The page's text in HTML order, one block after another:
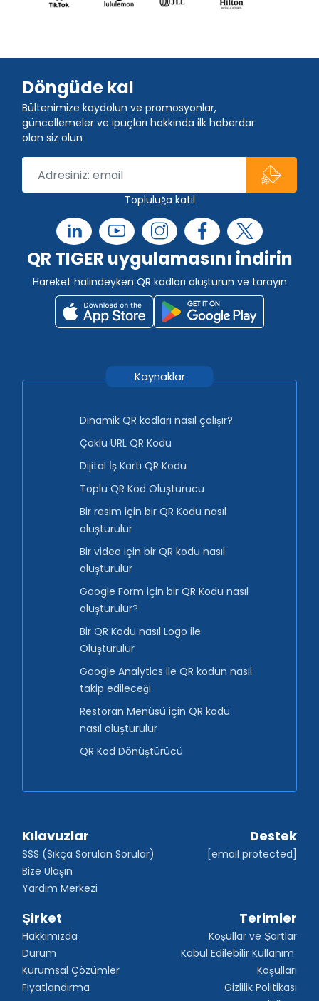
Döngüde kal
Bültenimize kaydolun ve promosyonlar,
güncellemeler ve ipuçları hakkında ilk haberdar
olan siz olun
Topluluğa katıl
QR TIGER uygulamasını indirin
Hareket halindeyken QR kodları oluşturun ve tarayın
Kaynaklar
Dinamik QR kodları nasıl çalışır?
Çoklu URL QR Kodu
Dijital İş Kartı QR Kodu
Toplu QR Kod Oluşturucu
Bir resim için bir QR Kodu nasıl
oluşturulur
Bir video için bir QR kodu nasıl
oluşturulur
Google Form için bir QR Kodu nasıl
oluşturulur?
Bir QR Kodu nasıl Logo ile
Oluşturulur
Google Analytics ile QR kodun nasıl
takip edileceği
Restoran Menüsü için QR kodu
nasıl oluşturulur
QR Kod Dönüştürücü
Kılavuzlar
SSS (Sıkça Sorulan Sorular)
Bize Ulaşın
Yardım Merkezi
Destek
[email protected]
Şirket
Hakkımızda
Durum
Kurumsal Çözümler
Fiyatlandırma
Terimler
Koşullar ve Şartlar
Kabul Edilebilir Kullanım
Koşulları
Gizlilik Politikası